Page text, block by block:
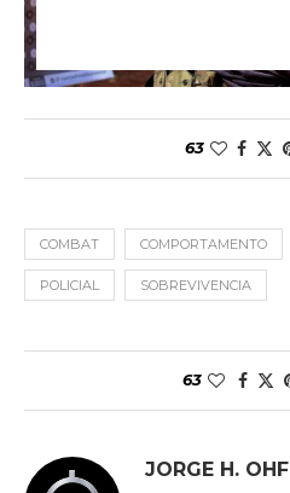
63
COMBAT COMPORTAMENTO
POLICIAL SOBREVIVENCIA
63
JORGE H. OHF